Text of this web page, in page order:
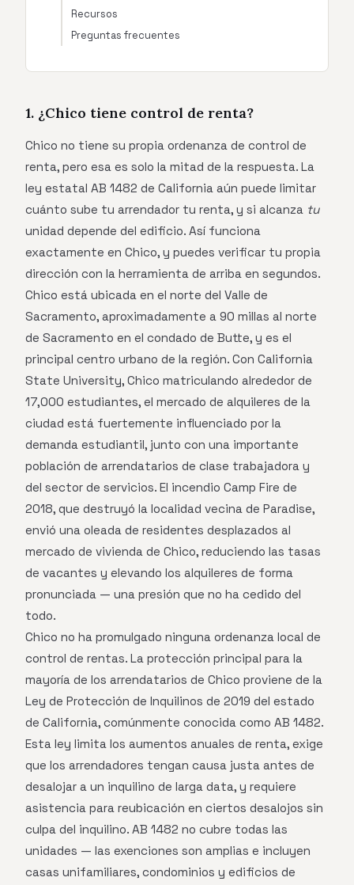
Recursos
Preguntas frecuentes
1. ¿Chico tiene control de renta?
Chico no tiene su propia ordenanza de control de
renta, pero esa es solo la mitad de la respuesta. La
ley estatal AB 1482 de California aún puede limitar
cuánto sube tu arrendador tu renta, y si alcanza tu
unidad depende del edificio. Así funciona
exactamente en Chico, y puedes verificar tu propia
dirección con la herramienta de arriba en segundos.
Chico está ubicada en el norte del Valle de
Sacramento, aproximadamente a 90 millas al norte
de Sacramento en el condado de Butte, y es el
principal centro urbano de la región. Con California
State University, Chico matriculando alrededor de
17,000 estudiantes, el mercado de alquileres de la
ciudad está fuertemente influenciado por la
demanda estudiantil, junto con una importante
población de arrendatarios de clase trabajadora y
del sector de servicios. El incendio Camp Fire de
2018, que destruyó la localidad vecina de Paradise,
envió una oleada de residentes desplazados al
mercado de vivienda de Chico, reduciendo las tasas
de vacantes y elevando los alquileres de forma
pronunciada — una presión que no ha cedido del
todo.
Chico no ha promulgado ninguna ordenanza local de
control de rentas. La protección principal para la
mayoría de los arrendatarios de Chico proviene de la
Ley de Protección de Inquilinos de 2019 del estado
de California, comúnmente conocida como AB 1482.
Esta ley limita los aumentos anuales de renta, exige
que los arrendadores tengan causa justa antes de
desalojar a un inquilino de larga data, y requiere
asistencia para reubicación en ciertos desalojos sin
culpa del inquilino. AB 1482 no cubre todas las
unidades — las exenciones son amplias e incluyen
casas unifamiliares, condominios y edificios de